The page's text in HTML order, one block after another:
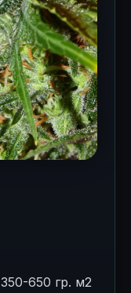
350-650 гр. м2